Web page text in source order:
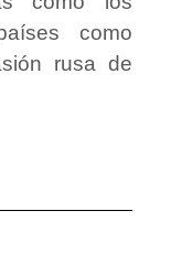
como
rusa de